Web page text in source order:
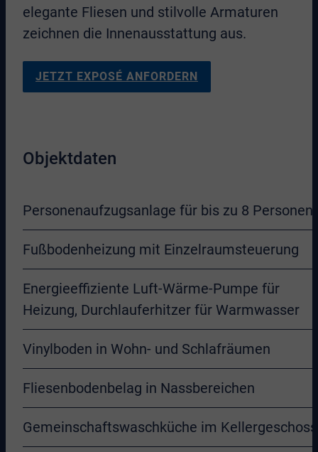
elegante Fliesen und stilvolle Armaturen
zeichnen die Innenausstattung aus.
JETZT EXPOSÉ ANFORDERN
Objektdaten
Personenaufzugsanlage für bis zu 8 Personen
Fußbodenheizung mit Einzelraumsteuerung
Energieeffiziente Luft-Wärme-Pumpe für
Heizung, Durchlauferhitzer für Warmwasser
Vinylboden in Wohn- und Schlafräumen
Fliesenbodenbelag in Nassbereichen
Gemeinschaftswaschküche im Kellergeschoss